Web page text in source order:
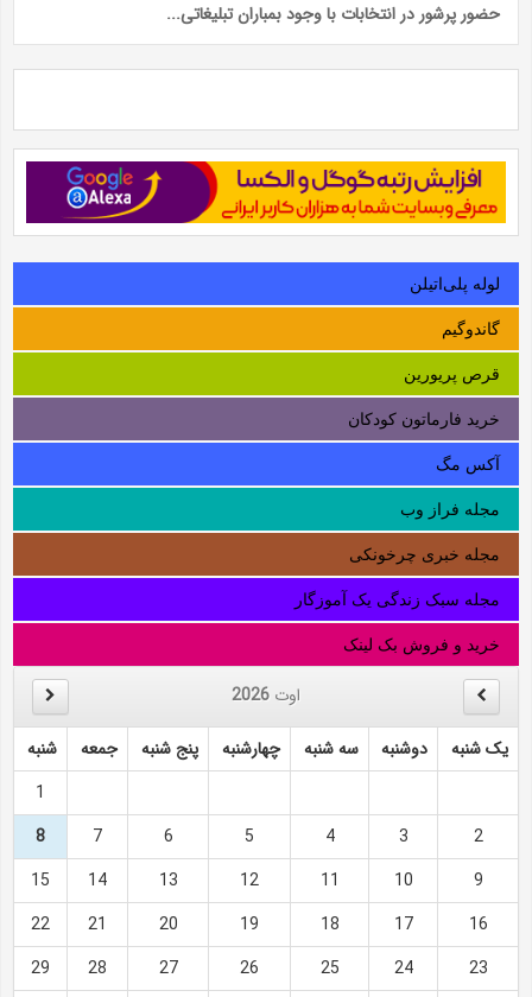
حضور پرشور در انتخابات با وجود بمباران تبلیغاتی...
لوله‌ پلی‌اتیلن
گاندوگیم
قرص پریورین
خرید فارماتون کودکان
آکس مگ
مجله فراز وب
مجله خبری چرخونکی
مجله سبک زندگی یک آموزگار
خرید و فروش بک لینک
اوت 2026
یک شنبه دوشنبه سه شنبه چهارشنبه پنج شنبه جمعه
شنبه
1
2
3
4
5
6
7
8
9
10
11
12
13
14
15
16
17
18
19
20
21
22
23
24
25
26
27
28
29